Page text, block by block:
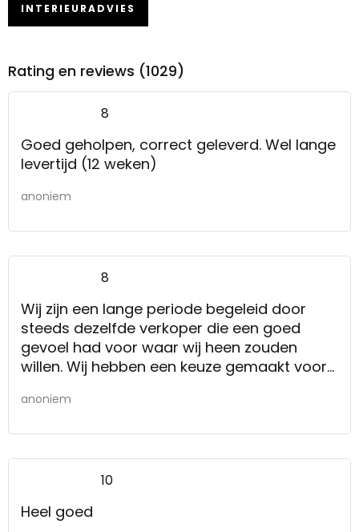
INTERIEURADVIES
Rating en reviews (1029)
8
Goed geholpen, correct geleverd. Wel lange
levertijd (12 weken)
anoniem
8
Wij zijn een lange periode begeleid door
steeds dezelfde verkoper die een goed
gevoel had voor waar wij heen zouden
willen. Wij hebben een keuze gemaakt voor
keukentafel + stoelen, 2 woonkamer banken
die heel goed past in de bestaande woning;
tijdloos met een eigen, sfeervol, rustiek en
Wij zijn een lange periode begeleid door
anoniem
10
Heel goed